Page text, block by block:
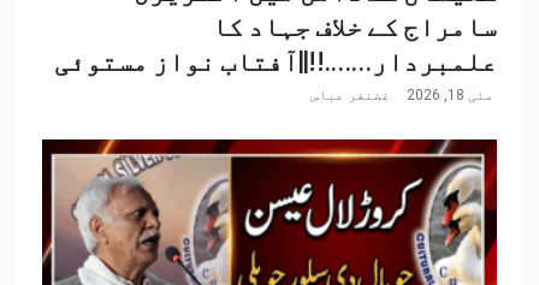
سامراج کے خلاف جہاد کا
علمبردار…….!!||آفتاب نواز مستوئی
مئی 18, 2026 غضنفر عباس